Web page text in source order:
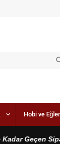
Hobi ve
Geçen